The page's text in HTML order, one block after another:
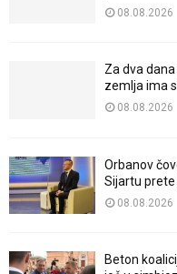
08.08.2026
Za dva
zemlja ima
08.08.2026
Orbanov
Sijartu
08.08.2026
Beton